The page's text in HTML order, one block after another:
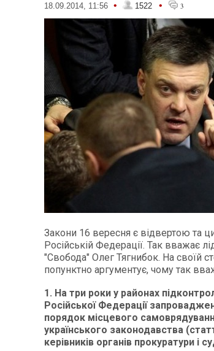
18.09.2014, 11:56 • 1522 • 3
Закони 16 вересня є відвертою та
Російській Федерації. Так вважає
"Свобода" Олег Тягнибок. На своїй
попунктно аргументує, чому так
1. На три роки у районах
Російської Федерації
порядок місцевого
українського законодавства
керівників органів прокуратури і